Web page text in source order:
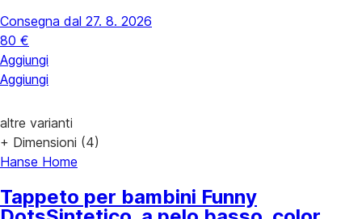
Consegna dal 27. 8. 2026
80 €
Aggiungi
Aggiungi
altre varianti
+ Dimensioni (4)
Hanse Home
Tappeto per bambini Funny